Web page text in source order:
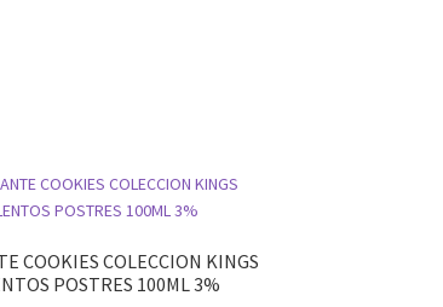
COOKIES COLECCION KINGS
POSTRES 100ML 3%